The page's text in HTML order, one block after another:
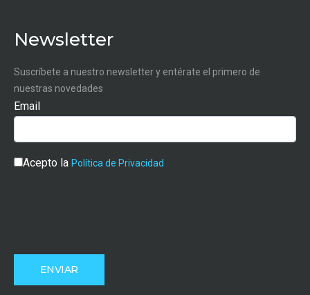
Newsletter
Suscríbete a nuestro newsletter y entérate el primero de
nuestras novedades
Email
Acepto la Política de Privacidad